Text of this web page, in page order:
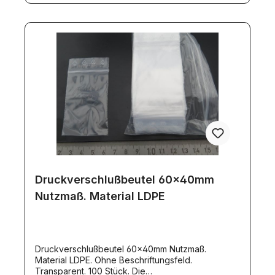
Druckverschlußbeutel 60x40mm
Nutzmaß. Material LDPE
Druckverschlußbeutel 60x40mm Nutzmaß.
Material LDPE. Ohne Beschriftungsfeld.
Transparent. 100 Stück. Die